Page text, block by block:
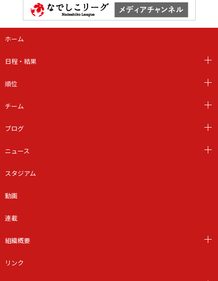
ホーム
日程・結果
順位
チーム
ブログ
ニュース
スタジアム
動画
連載
組織概要
リンク